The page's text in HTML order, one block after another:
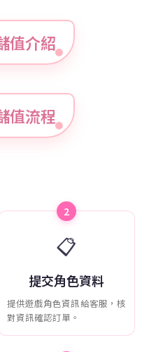
值介紹
值流程
2
📋
提交角色資料
提供遊戲角色資訊給客服，核
對資訊確認訂單。